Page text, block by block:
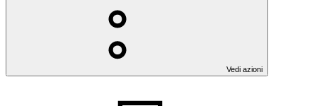
Vedi azioni